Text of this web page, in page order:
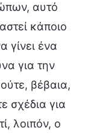
αυτό
κάποιο
γίνει ένα
για την
βέβαια,
σχέδια για
λοιπόν, ο